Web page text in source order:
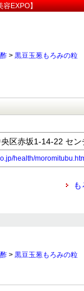
容EXPO】
> 黒豆玉葱もろみの粒
区赤坂1-14-22 セン
health/
> 黒豆玉葱もろみの粒